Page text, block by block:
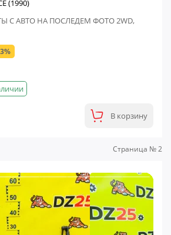
(1990)
С АВТО НА ПОСЛЕДЕМ ФОТО 2WD,
В корзину
Страница № 2